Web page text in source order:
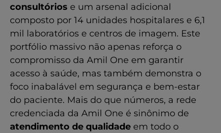
consultórios e um arsenal adicional
composto por 14 unidades hospitalares e 6,1
mil laboratórios e centros de imagem. Este
portfólio massivo não apenas reforça o
compromisso da Amil One em garantir
acesso à saúde, mas também demonstra o
foco inabalável em segurança e bem-estar
do paciente. Mais do que números, a rede
credenciada da Amil One é sinônimo de
atendimento de qualidade em todo o